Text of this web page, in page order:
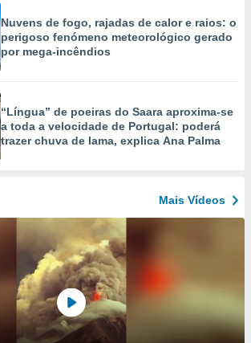
Nuvens de fogo, rajadas de calor e raios: o
perigoso fenómeno meteorológico gerado
por mega-incêndios
“Língua” de poeiras do Saara aproxima-se
a toda a velocidade de Portugal: poderá
trazer chuva de lama, explica Ana Palma
Mais Vídeos